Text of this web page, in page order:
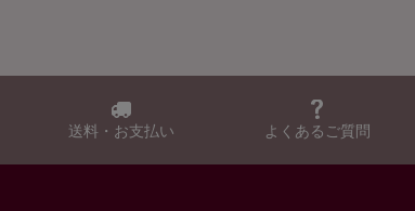
送料・お支払い よくあるご質問